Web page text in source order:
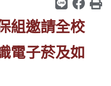
組邀請全校
電子菸及如